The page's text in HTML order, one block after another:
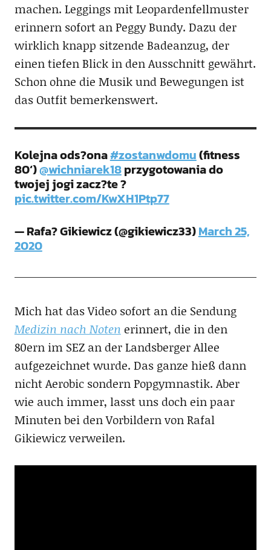
machen. Leggings mit Leopardenfellmuster
erinnern sofort an Peggy Bundy. Dazu der
wirklich knapp sitzende Badeanzug, der
einen tiefen Blick in den Ausschnitt gewährt.
Schon ohne die Musik und Bewegungen ist
das Outfit bemerkenswert.
Kolejna ods?ona#zostanwdomu(fitness
80‘)@wichniarek18przygotowania do
twojej jogi zacz?te ?
pic.twitter.com/KwXH1Ptp77
— Rafa? Gikiewicz (@gikiewicz33)March 25,
2020
Mich hat das Video sofort an die Sendung
Medizin nach Noten erinnert, die in den
80ern im SEZ an der Landsberger Allee
aufgezeichnet wurde. Das ganze hieß dann
nicht Aerobic sondern Popgymnastik. Aber
wie auch immer, lasst uns doch ein paar
Minuten bei den Vorbildern von Rafal
Gikiewicz verweilen.